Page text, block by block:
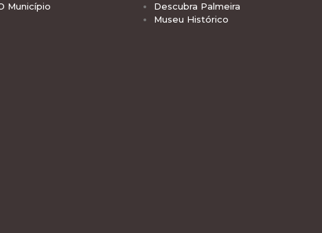
Município
Descubra Palmeira
Museu Histórico